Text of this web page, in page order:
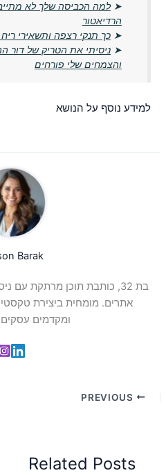
➤למה הכביסה שלך לא
הרדיאטור
➤כך תנקי רצפה ותשאירי ריח טוב
➤ניסיתי את הטריק של דור
והצמחים שלי פורחים
למידע נוסף על הנושא
Barak
בת 32, כותבת תוכן מרתקת עם
אתרים. מומחית ביצירת
ומקדמים
Related Posts